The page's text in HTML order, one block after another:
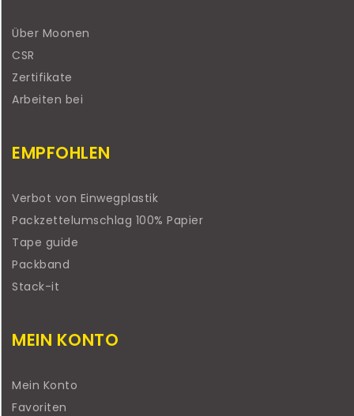
Über Moonen
CSR
Zertifikate
Arbeiten bei
EMPFOHLEN
Verbot von Einwegplastik
Packzettelumschlag 100% Papier
Tape guide
Packband
Stack-it
MEIN KONTO
Mein Konto
Favoriten